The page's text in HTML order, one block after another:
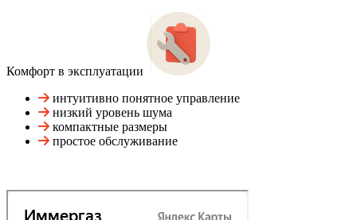
Комфорт в эксплуатации
интуитивно понятное управление
низкий уровень шума
компактные размеры
простое обслуживание